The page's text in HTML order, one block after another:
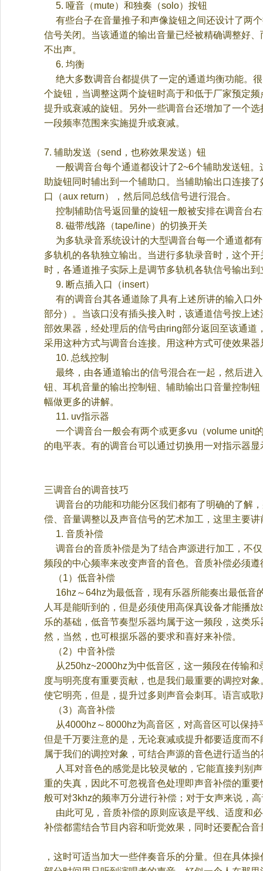
5. 哑音（mute）和独奏（solo）按钮
有些台子在音量推子和声像旋钮之间还设计了两
信号关闭。当该通道的输出音量已经被精确调整好
不出声。
6. 均衡
绝大多数调音台都提供了一定的通道均衡功能。
个旋钮，当调整这两个旋钮时高于和低于厂家预定
提升或衰减的旋钮。另外一些调音台还增加了一个
一段频率范围来实施提升或衰减。
7. 辅助发送（send ，也称效果发送）钮
一般调音台每个通道都设计了2~6个辅助发送钮。
助旋钮同时辅出到一个辅助口。当辅助输出口连接
口（aux return），然后同总线信号进行混合。
控制辅助信号返回量的旋钮一般被安排在调音台
8. 磁带/线路（tape/line）的切换开关
为多轨录音系统设计的大型调音台每一个通道都
多轨机的各轨独立输出。当进行多轨录音时，这个
时，各通道推子实际上是调节多轨机各轨信号输出
9. 断点插入口（insert）
有的调音台其各通道除了具有上述所讲的输入口
部分）。当该口没有插头接入时，该通道信号按上
部效果器，经处理后的信号由ring部分返回至该通道
采用这种方式与调音台连接。用这种方式可使效果
10. 总线控制
最终，由各通道输出的信号混合在一起，然后进
钮、耳机音量的输出控制钮、辅助输出口音量控制
幅做更多的讲解。
11. uv指示器
一个调音台一般会有两个或更多vu （volume unit
的电平表。有的调音台可以通过切换用一对指示器显
三调音台的调音技巧
调音台的功能和功能分区我们都有了明确的了解
偿、音量调整以及声音信号的艺术加工，这里主要讲
1. 音质补偿
调音台的音质补偿是为了结合声源进行加工，不
频段的中心频率来改变声音的音色。音质补偿必须遵
（1）低音补偿
16hz ～64hz为最低音，现有乐器所能奏出最低音
人耳是能听到的，但是必须使用高保真设备才能播放
乐的基础，低音节奏型乐器均属于这一频段，这类
然，当然，也可根据乐器的要求和喜好来补偿。
（2）中音补偿
从250hz~2000hz为中低音区，这一频段在传输
度与明亮度有重要贡献，也是我们最重要的调控对
使它明亮，但是，提升过多则声音会刺耳。语言或
（3）高音补偿
从4000hz ～8000hz为高音区，对高音区可以保
但是千万要注意的是，无论衰减或提升都要适度而
属于我们的调控对象，可结合声源的音色进行适当的
人耳对音色的感觉是比较灵敏的，它能直接判别
重的失真， 因此不可忽视音色处理即声音补偿的重
般可对3khz的频率万分进行补偿；对于女声来说，
由此可见，音质补偿的原则应该是平线、适度和
补偿都需结合节目内容和听觉效果，同时还要配合
，这时可适当加大一些伴奏音乐的分量。但在具体